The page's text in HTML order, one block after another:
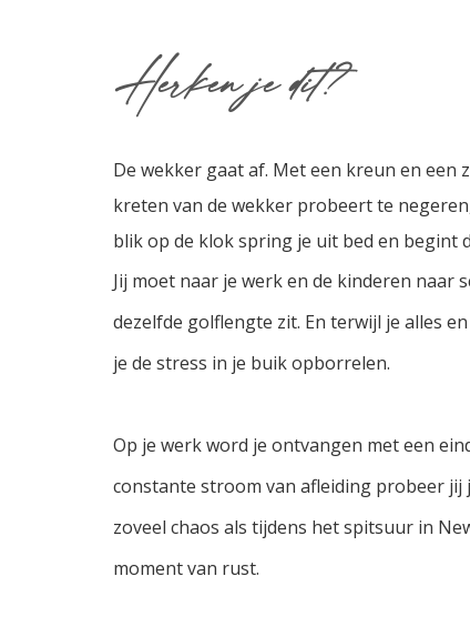
Herken je dit?
De wekker gaat af. Met een kreun en een
kreten van de wekker probeert te
blik op de klok spring je uit bed en begint
Jij moet naar je werk en de kinderen naar
dezelfde golflengte zit. En terwijl je alles
je de stress in je buik opborrelen.
Op je werk word je ontvangen met een
constante stroom van afleiding probeer jij
zoveel chaos als tijdens het spitsuur in
moment van rust.